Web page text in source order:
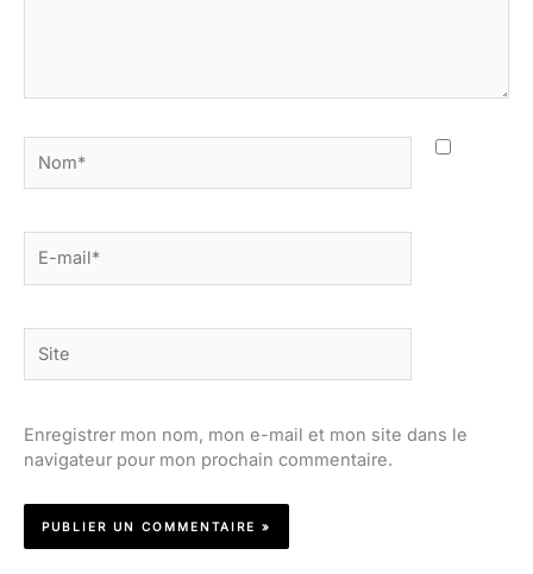
mail*
Enregistrer mon nom, mon e-mail et mon site dans le
navigateur pour mon prochain commentaire.